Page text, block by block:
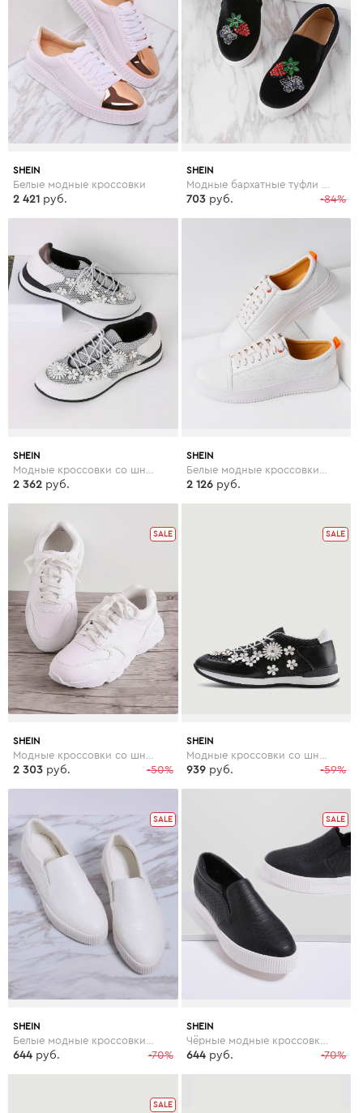
SHEIN
Белые модные кроссовки
2 421 руб.
SHEIN
-84%
703 руб.
SHEIN
2 362 руб.
SHEIN
2 126 руб.
SALE
SHEIN
-50%
2 303 руб.
SALE
SHEIN
-59%
939 руб.
SALE
SHEIN
-70%
644 руб.
SALE
SHEIN
-70%
644 руб.
SALE